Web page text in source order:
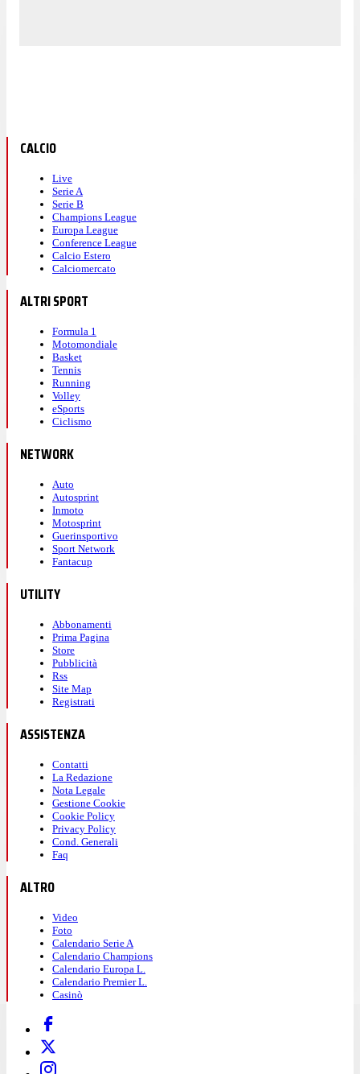
CALCIO
Live
Serie A
Serie B
Champions League
Europa League
Conference League
Calcio Estero
Calciomercato
ALTRI SPORT
Formula 1
Motomondiale
Basket
Tennis
Running
Volley
eSports
Ciclismo
NETWORK
Auto
Autosprint
Inmoto
Motosprint
Guerinsportivo
Sport Network
Fantacup
UTILITY
Abbonamenti
Prima Pagina
Store
Pubblicità
Rss
Site Map
Registrati
ASSISTENZA
Contatti
La Redazione
Nota Legale
Gestione Cookie
Cookie Policy
Privacy Policy
Cond. Generali
Faq
ALTRO
Video
Foto
Calendario Serie A
Calendario Champions
Calendario Europa L.
Calendario Premier L.
Casinò